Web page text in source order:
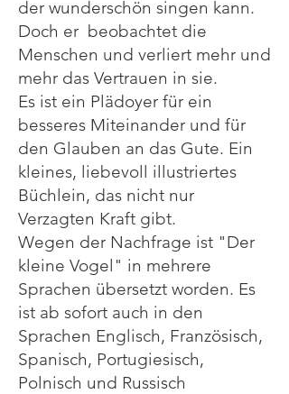
der wunderschön singen kann.
Doch er beobachtet die
Menschen und verliert mehr und
mehr das Vertrauen in sie.
Es ist ein Plädoyer für ein
besseres Miteinander und für
den Glauben an das Gute. Ein
kleines, liebevoll illustriertes
Büchlein, das nicht nur
Verzagten Kraft gibt.
Wegen der Nachfrage ist "Der
kleine Vogel" in mehrere
Sprachen übersetzt worden. Es
ist ab sofort auch in den
Sprachen Englisch, Französisch,
Spanisch, Portugiesisch,
Polnisch und Russisch